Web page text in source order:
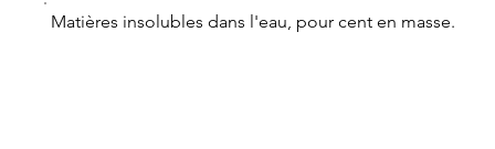
Matières insolubles dans l'eau, pour cent en masse.